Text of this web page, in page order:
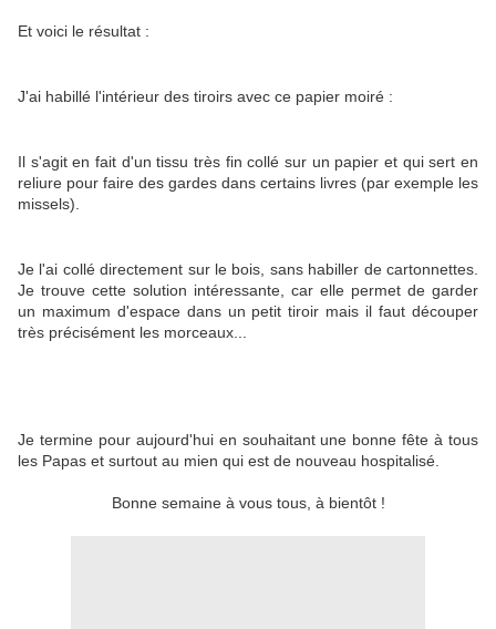
Et voici le résultat :
J'ai habillé l'intérieur des tiroirs avec ce papier moiré :
Il s'agit en fait d'un tissu très fin collé sur un papier et qui sert en
reliure pour faire des gardes dans certains livres (par exemple les
missels).
Je l'ai collé directement sur le bois, sans habiller de cartonnettes.
Je trouve cette solution intéressante, car elle permet de garder
un maximum d'espace dans un petit tiroir mais il faut découper
très précisément les morceaux...
Je termine pour aujourd'hui en souhaitant une bonne fête à tous
les Papas et surtout au mien qui est de nouveau hospitalisé.
Bonne semaine à vous tous, à bientôt !